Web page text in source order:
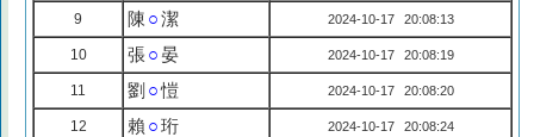
9 陳 ○潔 2024-10-17 20:08:13
10 張○晏 2024-10-17 20:08:19
11 劉 ○愷 2024-10-17 20:08:20
12 賴 ○珩 2024-10-17 20:08:24